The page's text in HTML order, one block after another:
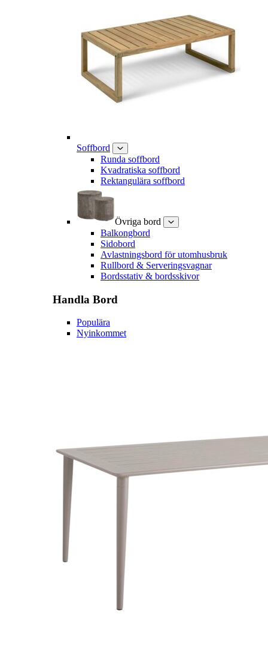
Soffbord
Runda soffbord
Kvadratiska soffbord
Rektangulära soffbord
Övriga bord
Balkongbord
Sidobord
Avlastningsbord för utomhusbruk
Rullbord & Serveringsvagnar
Bordsstativ & bordsskivor
Handla Bord
Populära
Nyinkommet